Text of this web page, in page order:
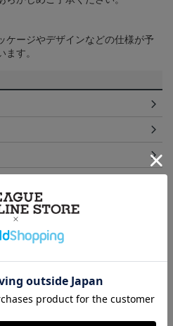
ケージやデザインなどの仕様が予
す。
NEW